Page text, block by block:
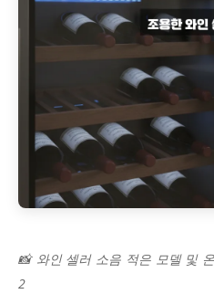
📸 와인 셀러 소음 적은 모델 및
2